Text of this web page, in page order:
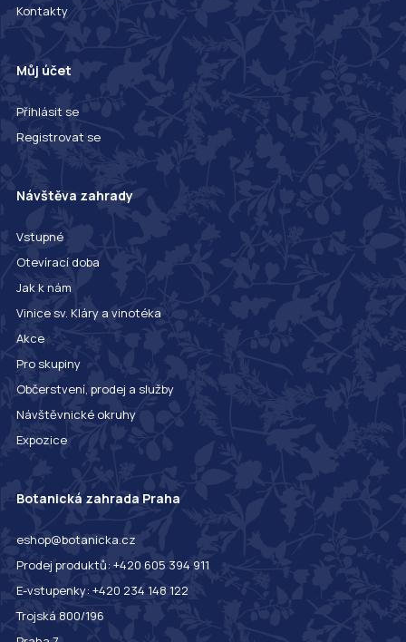
Kontakty
Můj účet
Přihlásit se
Registrovat se
Návštěva zahrady
Vstupné
Otevírací doba
Jak k nám
Vinice sv. Kláry a vinotéka
Akce
Pro skupiny
Občerstvení, prodej a služby
Návštěvnické okruhy
Expozice
Botanická zahrada Praha
eshop@botanicka.cz
Prodej produktů: +420 605 394 911
E-vstupenky: +420 234 148 122
Trojská 800/196